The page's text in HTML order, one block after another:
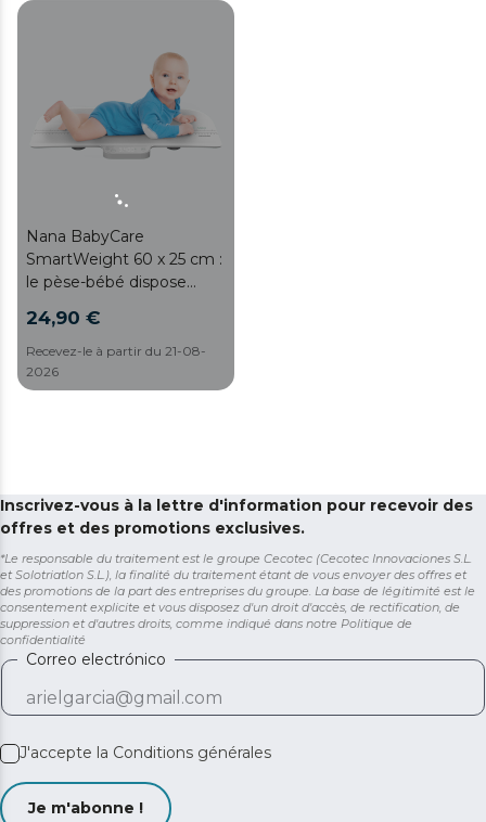
Nana BabyCare
SmartWeight 60 x 25 cm :
le pèse-bébé dispose
laquelle vous pouvez
obtenir une mesure
précise de la taille et le
poids de votre bébé.
24,90 €
Recevez-le à partir du 21-08-
2026
Inscrivez-vous à la lettre d'information pour recevoir des
offres et des promotions exclusives.
*Le responsable du traitement est le groupe Cecotec (Cecotec Innovaciones S.L.
et Solotriatlon S.L.), la finalité du traitement étant de vous envoyer des offres et
des promotions de la part des entreprises du groupe. La base de légitimité est le
consentement explicite et vous disposez d'un droit d'accès, de rectification, de
suppression et d'autres droits, comme indiqué dans notre Politique de
confidentialité
Correo electrónico
J'accepte la Conditions générales
Je m'abonne !